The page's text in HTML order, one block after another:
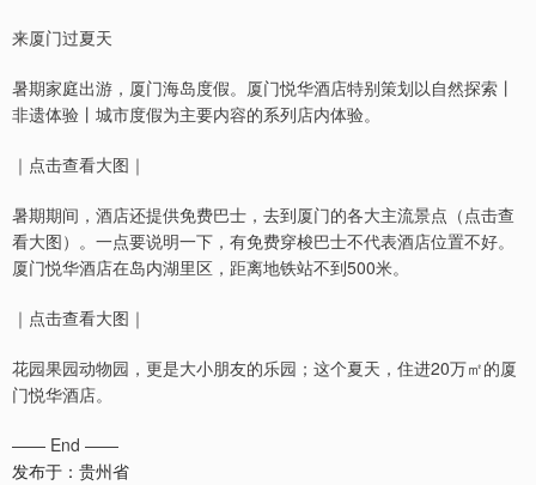
来厦门过夏天
暑期家庭出游，厦门海岛度假。厦门悦华酒店特别策划以自然探索丨
非遗体验丨城市度假为主要内容的系列店内体验。
｜点击查看大图｜
暑期期间，酒店还提供免费巴士，去到厦门的各大主流景点（点击查
看大图）。一点要说明一下，有免费穿梭巴士不代表酒店位置不好。
厦门悦华酒店在岛内湖里区，距离地铁站不到500米。
｜点击查看大图｜
花园果园动物园，更是大小朋友的乐园；这个夏天，住进20万㎡的厦
门悦华酒店。
—— End ——
发布于：贵州省